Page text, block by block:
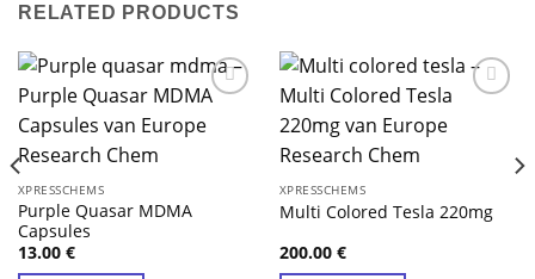
RELATED PRODUCTS
XPRESSCHEMS
Purple Quasar MDMA
Capsules
13.00 €
XPRESSCHEMS
Multi Colored Tesla 220mg
200.00 €